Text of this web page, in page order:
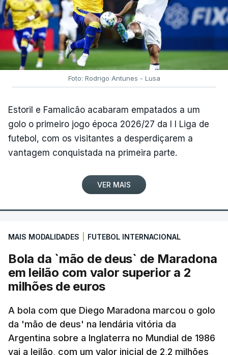
Foto: Rodrigo Antunes - Lusa
Estoril e Famalicão acabaram empatados a um
golo o primeiro jogo época 2026/27 da I I Liga de
futebol, com os visitantes a desperdiçarem a
vantagem conquistada na primeira parte.
VER MAIS
MAIS MODALIDADES FUTEBOL INTERNACIONAL
Bola da `mão de deus` de Maradona
em leilão com valor superior a 2
milhões de euros
A bola com que Diego Maradona marcou o golo
da 'mão de deus' na lendária vitória da
Argentina sobre a Inglaterra no Mundial de 1986
vai a leilão, com um valor inicial de 2,2 milhões